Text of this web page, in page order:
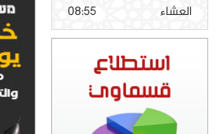
العشاء
08:55